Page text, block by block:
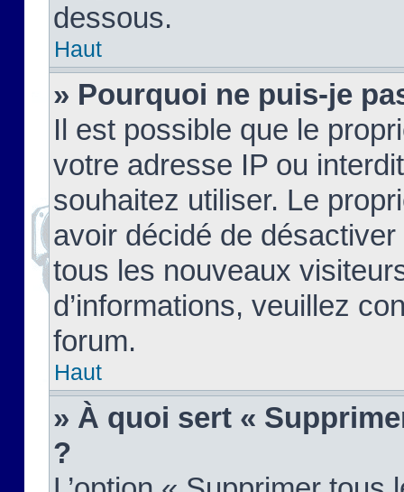
dessous.
Haut
» Pourquoi ne puis-je
Il est possible que le
votre adresse IP ou
souhaitez utiliser. Le
avoir décidé de
tous les nouveaux
d’informations, veuillez
forum.
Haut
» À quoi sert «
?